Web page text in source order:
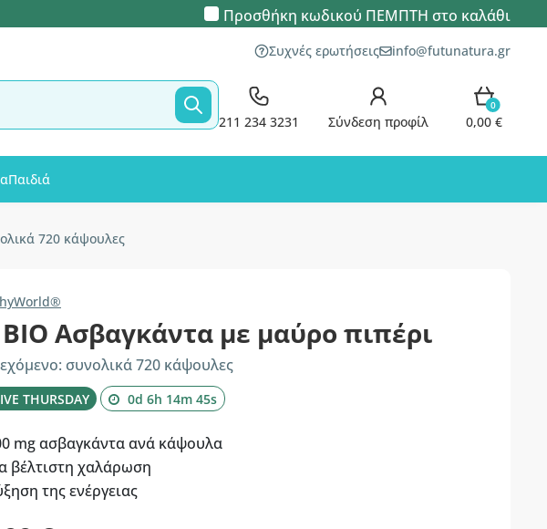
Προσθήκη κωδικού ΠΕΜΠΤΗ στο καλάθι
Συχνές ερωτήσεις info@futunatura.gr
211 234 3231 Σύνδεση προφίλ
0
0,00 €
Παιδιά
720 κάψουλες
Ασβαγκάντα με μαύρο πιπέρι
συνολικά 720 κάψουλες
THURSDAY 0d 6h 14m 44s
mg ασβαγκάντα ανά κάψουλα
βέλτιστη χαλάρωση
της ενέργειας